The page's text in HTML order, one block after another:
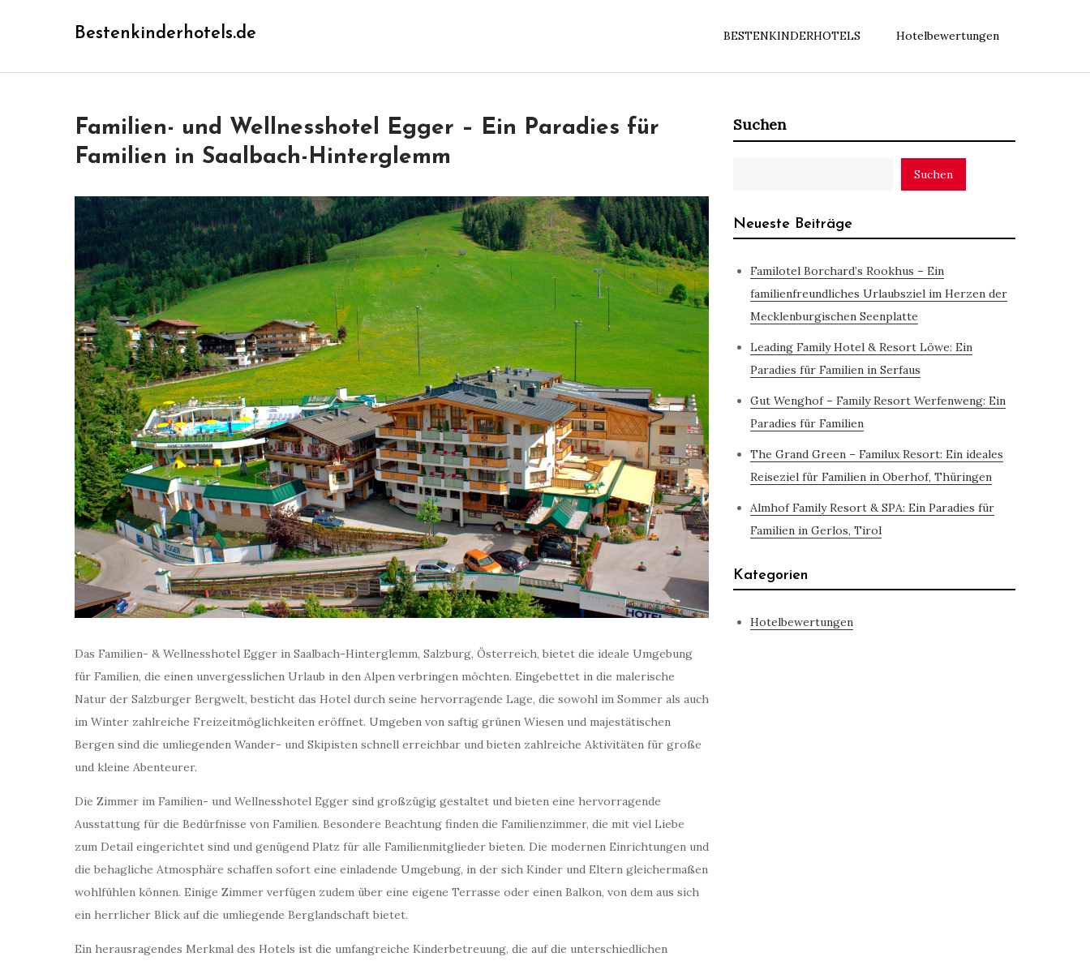
Bestenkinderhotels.de BESTENKINDERHOTELS Hotelbewertungen
Familien- und Wellnesshotel Egger – Ein Paradies für
Familien in Saalbach-Hinterglemm
Das Familien- & Wellnesshotel Egger in Saalbach-Hinterglemm, Salzburg, Österreich, bietet die ideale Umgebung
für Familien, die einen unvergesslichen Urlaub in den Alpen verbringen möchten. Eingebettet in die malerische
Natur der Salzburger Bergwelt, besticht das Hotel durch seine hervorragende Lage, die sowohl im Sommer als auch
im Winter zahlreiche Freizeitmöglichkeiten eröffnet. Umgeben von saftig grünen Wiesen und majestätischen
Bergen sind die umliegenden Wander- und Skipisten schnell erreichbar und bieten zahlreiche Aktivitäten für große
und kleine Abenteurer.
Die Zimmer im Familien- und Wellnesshotel Egger sind großzügig gestaltet und bieten eine hervorragende
Ausstattung für die Bedürfnisse von Familien. Besondere Beachtung finden die Familienzimmer, die mit viel Liebe
zum Detail eingerichtet sind und genügend Platz für alle Familienmitglieder bieten. Die modernen Einrichtungen und
die behagliche Atmosphäre schaffen sofort eine einladende Umgebung, in der sich Kinder und Eltern gleichermaßen
wohlfühlen können. Einige Zimmer verfügen zudem über eine eigene Terrasse oder einen Balkon, von dem aus sich
ein herrlicher Blick auf die umliegende Berglandschaft bietet.
Ein herausragendes Merkmal des Hotels ist die umfangreiche Kinderbetreuung, die auf die unterschiedlichen
Suchen
Suchen
Neueste Beiträge
Familotel Borchard’s Rookhus – Ein
familienfreundliches Urlaubsziel im Herzen der
Mecklenburgischen Seenplatte
Leading Family Hotel & Resort Löwe: Ein
Paradies für Familien in Serfaus
Gut Wenghof – Family Resort Werfenweng: Ein
Paradies für Familien
The Grand Green – Familux Resort: Ein ideales
Reiseziel für Familien in Oberhof, Thüringen
Almhof Family Resort & SPA: Ein Paradies für
Familien in Gerlos, Tirol
Kategorien
Hotelbewertungen